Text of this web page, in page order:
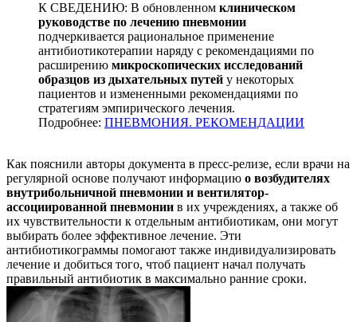
К СВЕДЕНИЮ: В обновленном клиническом
руководстве по лечению пневмонии
подчеркивается рациональное применение
антибиотикотерапии наряду с рекомендациями по
расширению микроскопических исследований
образцов из дыхательных путей у некоторых
пациентов и измененными рекомендациями по
стратегиям эмпирического лечения.
Подробнее: ПНЕВМОНИЯ. РЕКОМЕНДАЦИИ
Как пояснили авторы документа в пресс-релизе, если врачи на
регулярной основе получают информацию о возбудителях
внутрибольничной пневмонии и вентилятор-
ассоциированной пневмонии в их учреждениях, а также об
их чувствительности к отдельным антибиотикам, они могут
выбирать более эффективное лечение. Эти
антибиотикограммы помогают также индивидуализировать
лечение и добиться того, чтоб пациент начал получать
правильный антибиотик в максимально ранние сроки.